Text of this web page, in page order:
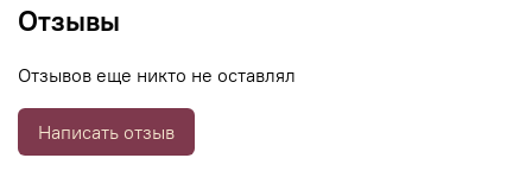
Отзывы
Отзывов еще никто не оставлял
Написать отзыв